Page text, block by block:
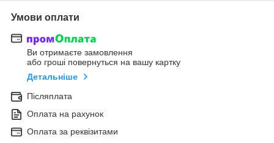
Умови оплати
Ви отримаєте замовлення
або гроші повернуться на вашу картку
Детальніше
Післяплата
Оплата на рахунок
Оплата за реквізитами